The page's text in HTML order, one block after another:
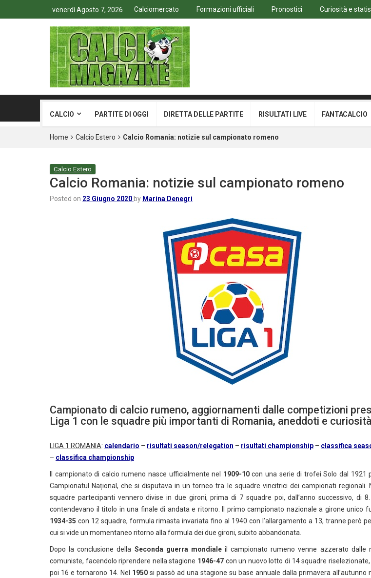
venerdì Agosto 7, 2026 Calciomercato Formazioni ufficiali Pronostici Curiosità e
CALCIO PARTITE DI OGGI DIRETTA DELLE PARTITE RISULTATI LIVE FANTACALCIO
Home Calcio Estero Calcio Romania: notizie sul campionato romeno
Calcio Estero
Calcio Romania: notizie sul campionato romeno
Posted on 23 Giugno 2020 by Marina Denegri
Campionato di calcio rumeno, aggiornamenti dalle competizioni
Liga 1 con le squadre più importanti di Romania, aneddoti e curiosità
LIGA 1 ROMANIA: calendario – risultati season/relegation – risultati championship – classifica
– classifica championship
Il campionato di calcio rumeno nasce ufficialmente nel 1909-10con una serie di trofei Solo dal 1921
Campionatul Național, che si disputava in un torneo tra le squadre vincitrici dei campionati regionali.
squadre partecipanti vennero divise in due gironi, prima di 7 squadre poi, dall’anno successivo, di
contendevano il titolo in una finale di andata e ritorno. Il primo campionato nazionale a girone unico
1934-35 con 12 squadre, formula rimasta invariata fino al 1940 con l’allargamento a 13, tranne però
cui si vide un momentaneo ritorno alla formula dei due gironi, subito abbandonata.
Dopo la conclusione della Seconda guerra mondialeil campionato rumeno venne azzerato dalle
comuniste, facendolo riprendere nella stagione 1946-47 con un nuovo lotto di 14 squadre
poi 16 e tornarono 14. Nel 1950 si passò ad una stagione su base annuale dalla primavera all’autunno